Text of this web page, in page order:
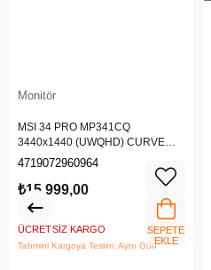
Monitör
MSI 34 PRO MP341CQ
3440x1440 (UWQHD) CURVE
1500R VA 100HZ 1MS ANTI-
4719072960964
₺15.999,00
ÜCRETSIZ KARGO
Tahmini Kargoya Teslim: Aynı Gün
SEPETE
EKLE